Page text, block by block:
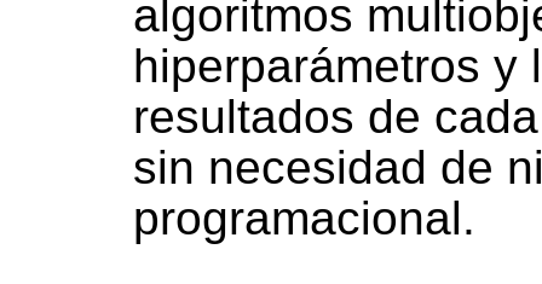
algoritmos
hiperparámetros y
resultados de
sin necesidad de
programacional.